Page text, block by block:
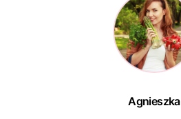
Agnieszka